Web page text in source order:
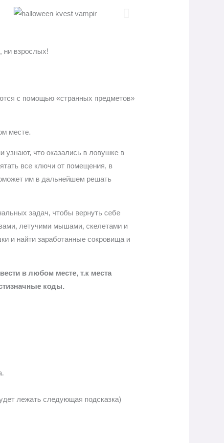
ни взрослых!
с помощью «странных предметов»
месте.
узнают, что оказались в ловушке в
все ключи от помещения, в
им в дальнейшем решать
задач, чтобы вернуть себе
летучими мышами, скелетами и
и найти заработанные сокровища и
в любом месте, т.к места
коды.
лежать следующая подсказка)